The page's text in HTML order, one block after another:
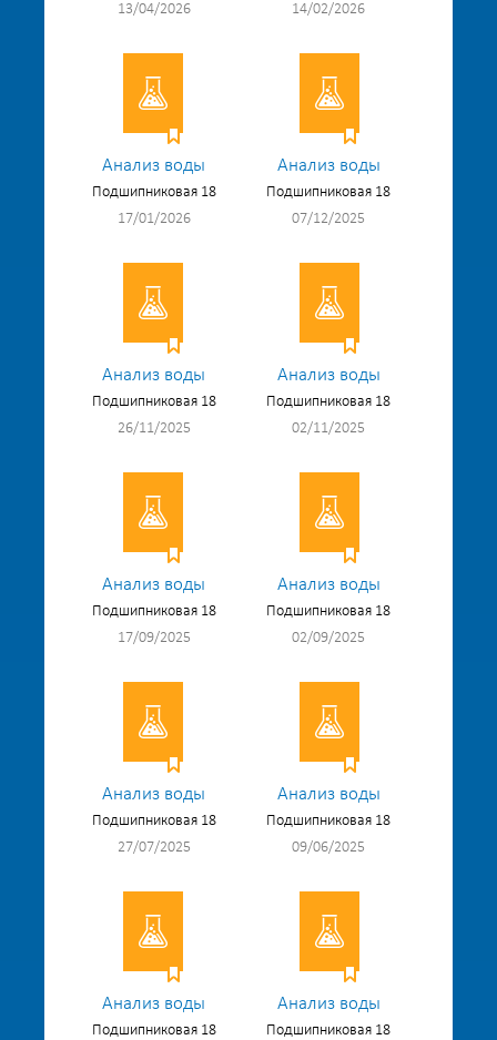
13/04/2026
14/02/2026
Анализ воды
Подшипниковая 18
17/01/2026
Анализ воды
Подшипниковая 18
07/12/2025
Анализ воды
Подшипниковая 18
26/11/2025
Анализ воды
Подшипниковая 18
02/11/2025
Анализ воды
Подшипниковая 18
17/09/2025
Анализ воды
Подшипниковая 18
02/09/2025
Анализ воды
Подшипниковая 18
27/07/2025
Анализ воды
Подшипниковая 18
09/06/2025
Анализ воды
Подшипниковая 18
Анализ воды
Подшипниковая 18